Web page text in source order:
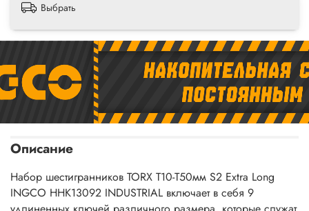
Выбрать
Описание
Набор шестигранников TORX Т10-Т50мм S2 Extra Long
INGCO HHK13092 INDUSTRIAL включает в себя 9